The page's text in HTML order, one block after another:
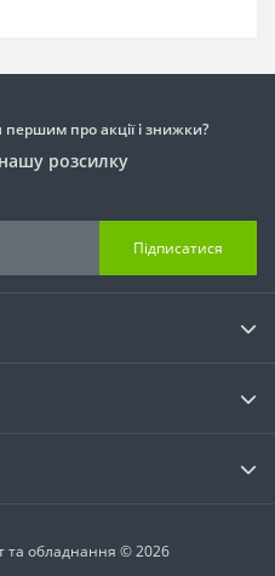
першим про акції і знижки?
розсилку
Підписатися
та обладнання © 2026